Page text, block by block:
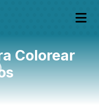
Colorear